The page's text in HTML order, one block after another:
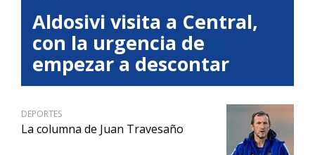
Aldosivi visita a Central,
con la urgencia de
empezar a descontar
DEPORTES
La columna de Juan Travesaño